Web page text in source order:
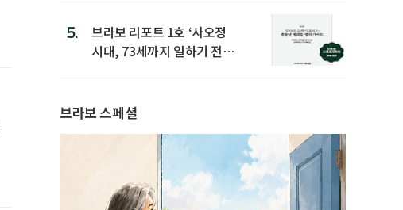
5.
브라보 리포트 1호 ‘사오정
시대, 73세까지 일하기 전략’
브라보 스페셜